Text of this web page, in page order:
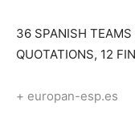
36 SPANISH TEAMS
QUOTATIONS, 12
+ europan-esp.es